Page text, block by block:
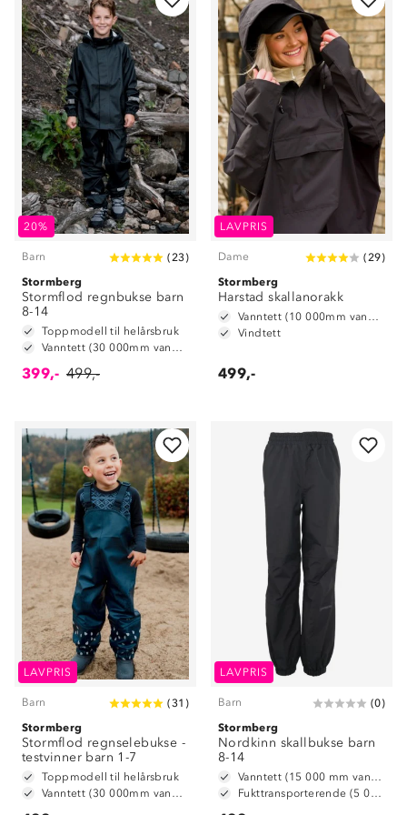
20%
Barn (23)
Stormberg
Stormflod regnbukse barn
8-14
Toppmodell til helårsbruk
Vanntett (30 000mm vannsøyle)
399,- 499,-
LAVPRIS
Dame (29)
Stormberg
Harstad skallanorakk
Vanntett (10 000mm vannsøyle)
Vindtett
499,-
LAVPRIS
Barn (31 )
Stormberg
Stormflod regnselebukse -
testvinner barn 1-7
Toppmodell til helårsbruk
Vanntett (30 000mm vannsøyle)
LAVPRIS
Barn (0)
Stormberg
Nordkinn skallbukse barn
8-14
Vanntett (15 000 mm vannsøyle)
Fukttransporterende (5 000 g/m2/24t)